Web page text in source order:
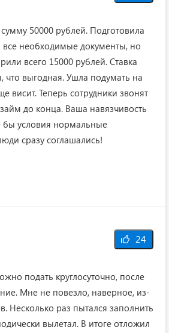
50000 рублей. Подготовила
все необходимые документы, но
всего 15000 рублей. Ставка
что выгодная. Ушла подумать на
висит. Теперь сотрудники звонят
до конца. Ваша навязчивость
условия нормальные
сразу соглашались!
24
подать круглосуточно, после
Мне не повезло, наверное, из-
Несколько раз пытался заполнить
вылетал. В итоге отложил